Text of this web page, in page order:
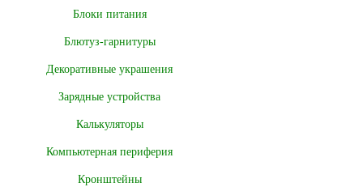
Блоки питания
Блютуз-гарнитуры
Декоративные украшения
Зарядные устройства
Калькуляторы
Компьютерная периферия
Кронштейны